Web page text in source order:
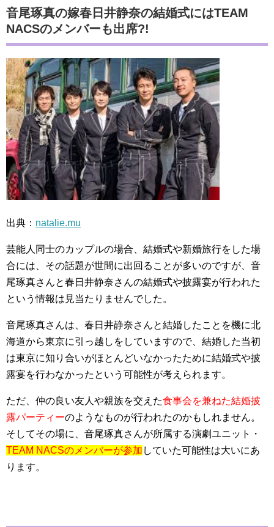
音尾琢真の嫁春日井静奈の結婚式にはTEAM
NACSのメンバーも出席?!
出典： natalie.mu
芸能人同士のカップルの場合、結婚式や新婚旅行をした場
合には、その話題が世間に出回ることが多いのですが、音
尾琢真さんと春日井静奈さんの結婚式や披露宴が行われた
という情報は見当たりませんでした。
音尾琢真さんは、春日井静奈さんと結婚したことを機に北
海道から東京に引っ越しをしていますので、結婚した当初
は東京に知り合いがほとんどいなかったために結婚式や披
露宴を行わなかったという可能性が考えられます。
ただ、仲の良い友人や親族を交えた食事会を兼ねた結婚披
露パーティーのようなものが行われたのかもしれません。
そしてその場に、音尾琢真さんが所属する演劇ユニット・
TEAM NACSのメンバーが参加 していた可能性は大いにあ
ります。